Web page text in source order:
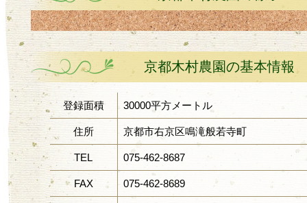
京都木村農園の基本情報
登録面積 30000平方メートル
住所 京都市右京区鳴滝般若寺町
TEL 075-462-8687
FAX 075-462-8689